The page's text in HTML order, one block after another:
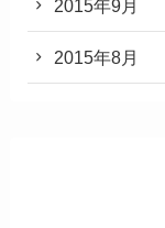
2015年9月
2015年8月